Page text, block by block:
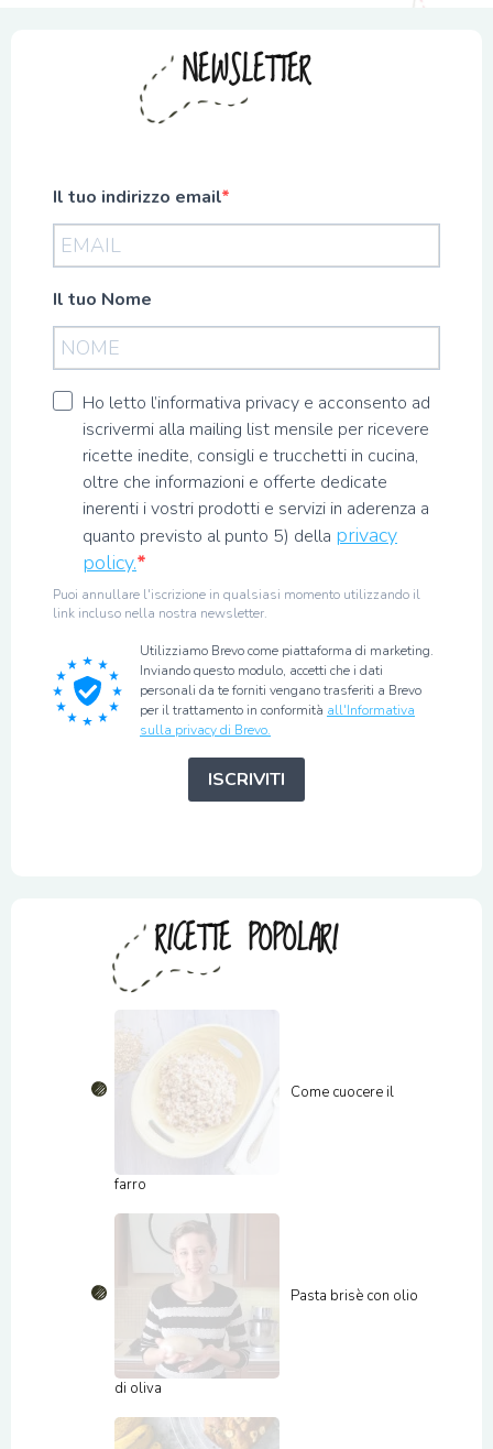
NEWSLETTER
Il tuo indirizzo email
Il tuo Nome
Ho letto l’informativa privacy e acconsento ad
iscrivermi alla mailing list mensile per ricevere
ricette inedite, consigli e trucchetti in cucina,
oltre che informazioni e offerte dedicate
inerenti i vostri prodotti e servizi in aderenza a
quanto previsto al punto 5) della privacy
policy.
Puoi annullare l'iscrizione in qualsiasi momento utilizzando il
link incluso nella nostra newsletter.
Utilizziamo Brevo come piattaforma di marketing.
Inviando questo modulo, accetti che i dati
personali da te forniti vengano trasferiti a Brevo
per il trattamento in conformità all'Informativa
sulla privacy di Brevo.
ISCRIVITI
RICETTE POPOLARI
Come cuocere il
farro
Pasta brisè con olio
di oliva